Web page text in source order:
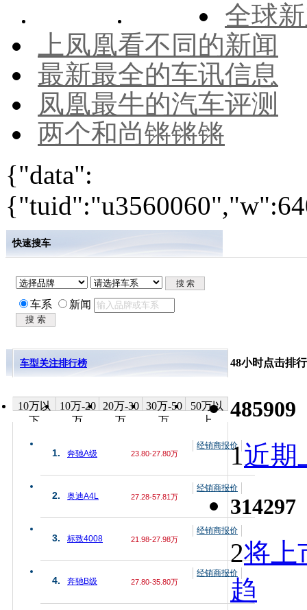
全球
上凤凰看不同的新闻
最新最全的车讯信息
凤凰最牛的汽车评测
两个和尚锵锵锵
{"data":
快速搜车
车系 新闻
车型关注排行榜
10万以
下
10万-20
万
20万-30
万
30万-50
万
50万以
上
1. 奔驰A级 23.80-27.80万
经销商报价
2. 奥迪A4L 27.28-57.81万
经销商报价
3. 标致4008 21.98-27.98万
经销商报价
4. 奔驰B级 27.80-35.80万
经销商报价
48小时点击排行
485909
1近期
314297
2将上
趋